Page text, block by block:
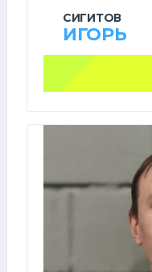
СИГИТОВ
ИГОРЬ